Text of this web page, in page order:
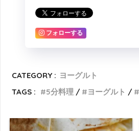
フォローする
CATEGORY : ヨーグルト
TAGS :
5分料理 ヨーグルト